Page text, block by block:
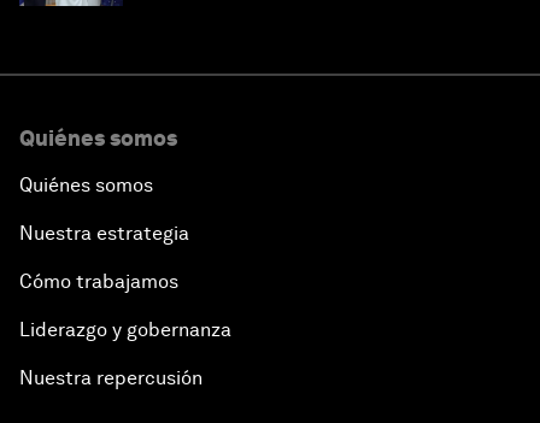
Quiénes somos
Quiénes somos
Nuestra estrategia
Cómo trabajamos
Liderazgo y gobernanza
Nuestra repercusión